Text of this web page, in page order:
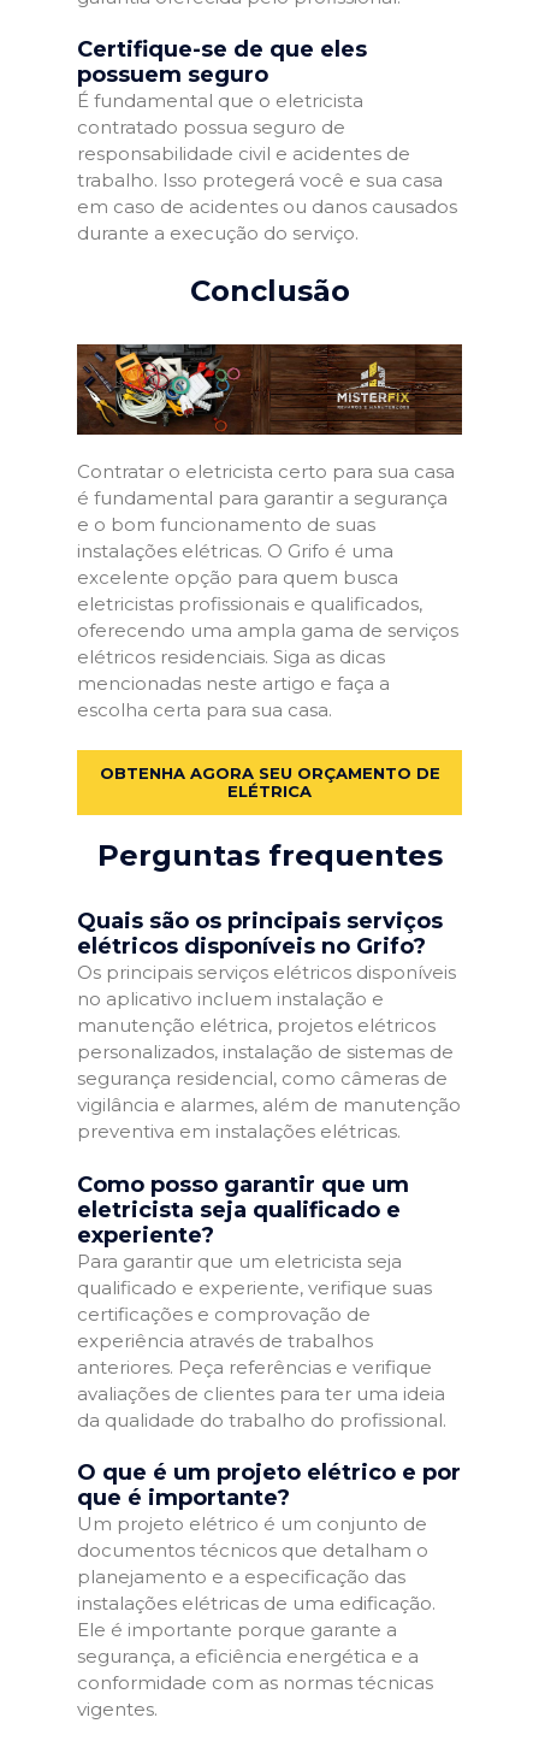
Certifique-se de que eles
possuem seguro
É fundamental que o eletricista
contratado possua seguro de
responsabilidade civil e acidentes de
trabalho. Isso protegerá você e sua casa
em caso de acidentes ou danos causados
durante a execução do serviço.
Conclusão
Contratar o eletricista certo para sua casa
é fundamental para garantir a segurança
e o bom funcionamento de suas
instalações elétricas. O Grifo é uma
excelente opção para quem busca
eletricistas profissionais e qualificados,
oferecendo uma ampla gama de serviços
elétricos residenciais. Siga as dicas
mencionadas neste artigo e faça a
escolha certa para sua casa.
OBTENHA AGORA SEU ORÇAMENTO DE
ELÉTRICA
Perguntas frequentes
Quais são os principais serviços
elétricos disponíveis no Grifo?
Os principais serviços elétricos disponíveis
no aplicativo incluem instalação e
manutenção elétrica, projetos elétricos
personalizados, instalação de sistemas de
segurança residencial, como câmeras de
vigilância e alarmes, além de manutenção
preventiva em instalações elétricas.
Como posso garantir que um
eletricista seja qualificado e
experiente?
Para garantir que um eletricista seja
qualificado e experiente, verifique suas
certificações e comprovação de
experiência através de trabalhos
anteriores. Peça referências e verifique
avaliações de clientes para ter uma ideia
da qualidade do trabalho do profissional.
O que é um projeto elétrico e por
que é importante?
Um projeto elétrico é um conjunto de
documentos técnicos que detalham o
planejamento e a especificação das
instalações elétricas de uma edificação.
Ele é importante porque garante a
segurança, a eficiência energética e a
conformidade com as normas técnicas
vigentes.